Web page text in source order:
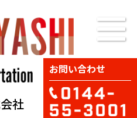
社
お問い合わせ